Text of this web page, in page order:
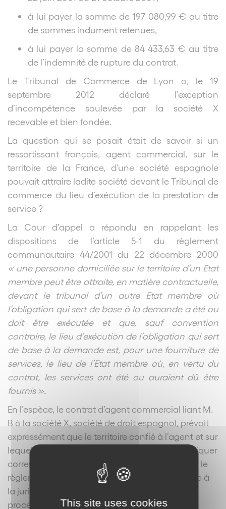
à lui payer la somme de 197 080,99 € au titre
de sommes indument retenues,
à lui payer la somme de 84 433,63 € au titre
de l’indemnité de rupture du contrat.
Le Tribunal de Commerce de Lyon a, le 19
septembre 2012 déclaré l’exception
d’incompétence soulevée par la société X
recevable et bien fondée.
La question qui se posait était de savoir si un
ressortissant français, agent commercial, sur le
territoire de la France, d’une société espagnole
pouvait attraire ladite société devant le Tribunal de
commerce du lieu d’exécution de la prestation de
service ?
La Cour d’appel a répondu en rappelant les
dispositions de l’article 5-1 du règlement
communautaire 44/2001 du 22 décembre 2000
« une personne domiciliée sur le territoire d’un Etat
membre peut être attraite, en matière contractuelle,
devant le tribunal d’un autre Etat membre où
l’obligation qui sert de base à la demande a été ou
doit être exécutée et que, sauf convention
contraire, le lieu d’exécution de l’obligation qui sert
de base à la demande est, pour une fourniture de
services, le lieu de l’Etat membre où, en vertu du
contrat, les services ont été ou auraient dû être
fournis ».
En l’espèce, le contrat d’agent commercial liant M.
B à la société X, société de droit espagnol, prévoit
expressément que le territoire confié à l’agent et sur
lequel ce contrat avait donc vocation à s’appliquer
correspond à la « France continentale » ; ainsi le
règlement communautaire donne compétence à
la juridiction française, dans les formes de la
procédure française.This site uses cookies